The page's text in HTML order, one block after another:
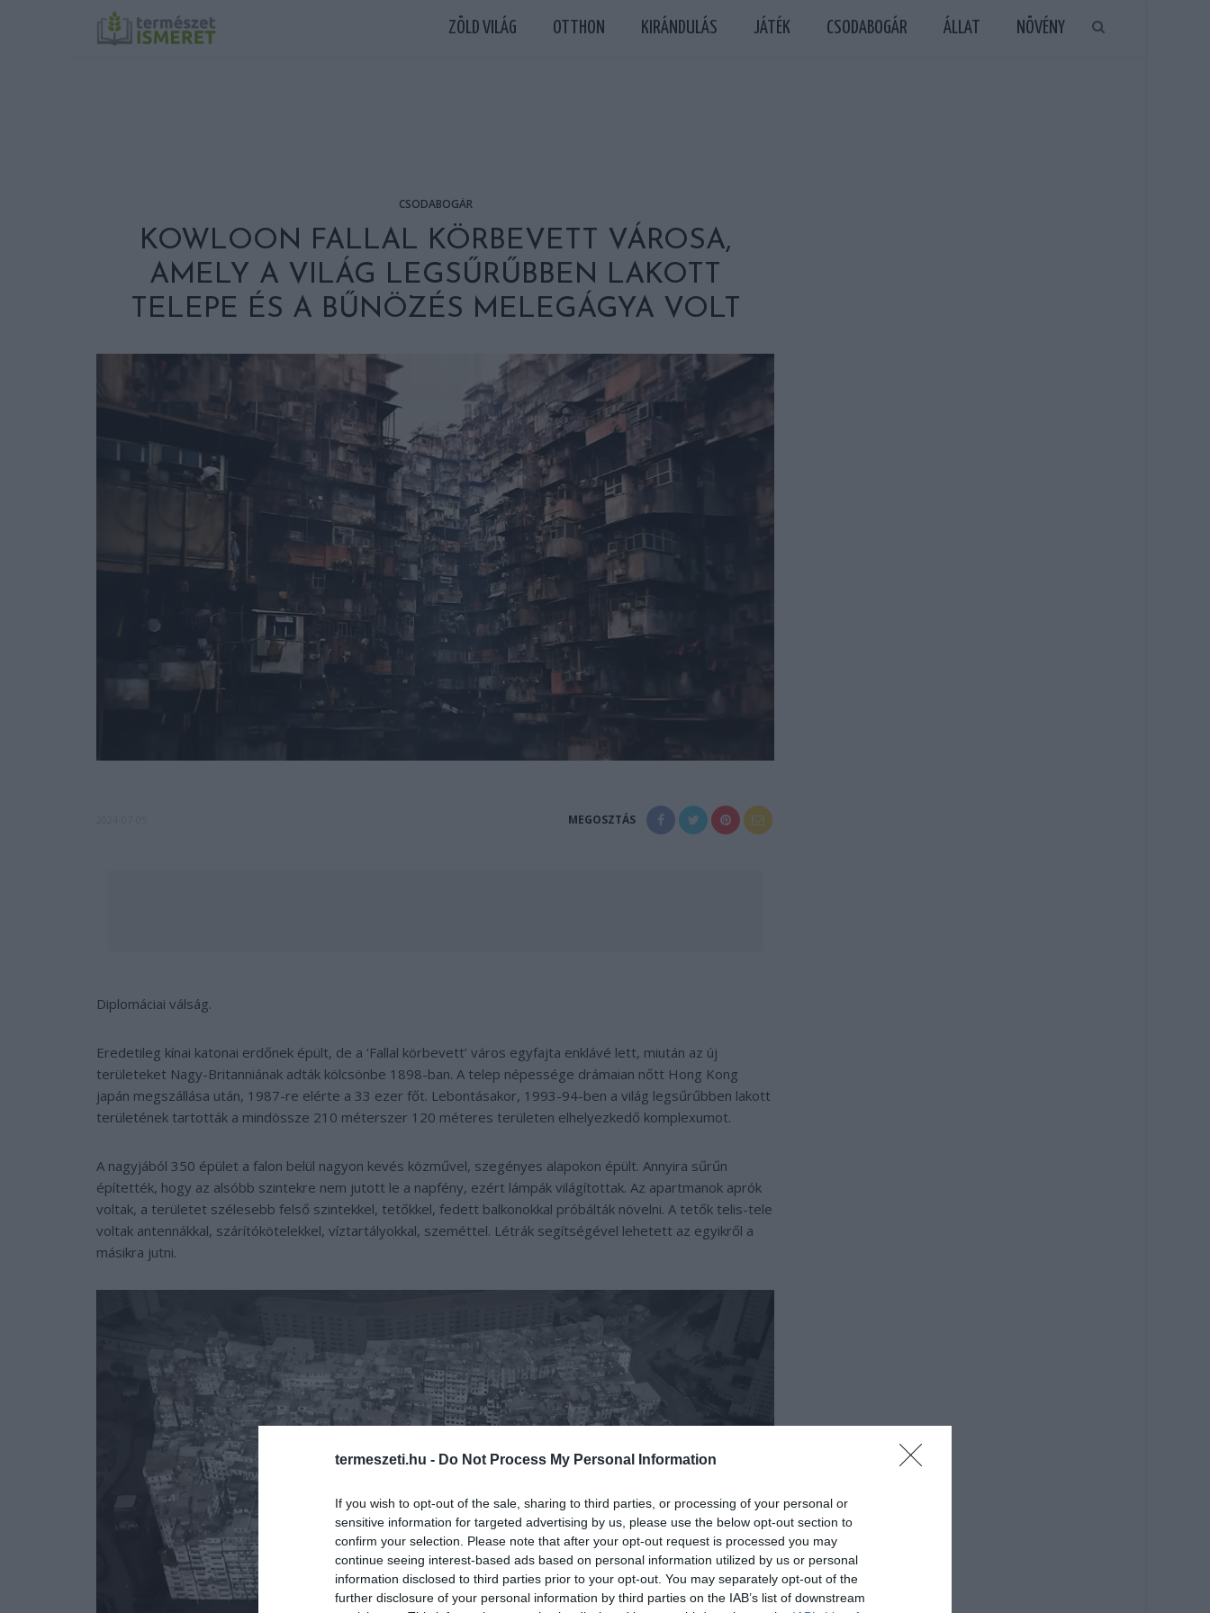
termeszeti.hu - Do Not Process My Personal Information
If you wish to opt-out of the sale, sharing to third parties, or processing of your personal or
sensitive information for targeted advertising by us, please use the below opt-out section to
confirm your selection. Please note that after your opt-out request is processed you may
continue seeing interest-based ads based on personal information utilized by us or personal
information disclosed to third parties prior to your opt-out. You may separately opt-out of the
further disclosure of your personal information by third parties on the IAB’s list of downstream
ZÖLD VILÁG OTTHON KIRÁNDULÁS JÁTÉK CSODABOGÁR ÁLLAT NÖVÉNY
CSODABOGÁR
KOWLOON FALLAL KÖRBEVETT VÁROSA,
AMELY A VILÁG LEGSŰRŰBBEN LAKOTT
TELEPE ÉS A BŰNÖZÉS MELEGÁGYA VOLT
MEGOSZTÁS
Diplomáciai válság.
Eredetileg kínai katonai erdőnek épült, de a ‘Fallal körbevett’ város egyfajta enklávé lett, miután az új
területeket Nagy-Britanniának adták kölcsönbe 1898-ban. A telep népessége drámaian nőtt Hong Kong
japán megszállása után, 1987-re elérte a 33 ezer főt. Lebontásakor, 1993-94-ben a világ legsűrűbben lakott
területének tartották a mindössze 210 méterszer 120 méteres területen elhelyezkedő komplexumot.
A nagyjából 350 épület a falon belül nagyon kevés közművel, szegényes alapokon épült. Annyira sűrűn
építették, hogy az alsóbb szintekre nem jutott le a napfény, ezért lámpák világítottak. Az apartmanok aprók
voltak, a területet szélesebb felső szintekkel, tetőkkel, fedett balkonokkal próbálták növelni. A tetők telis-tele
voltak antennákkal, szárítókötelekkel, víztartályokkal, szeméttel. Létrák segítségével lehetett az egyikről a
másikra jutni.